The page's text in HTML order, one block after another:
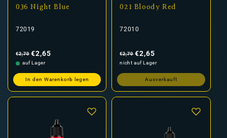
036 Night Blue
72019
Preis
€2,70 €2,65
auf Lager
In den Warenkorb legen
021 Bloody Red
72010
Preis
€2,70 €2,65
nicht auf Lager
Ausverkauft